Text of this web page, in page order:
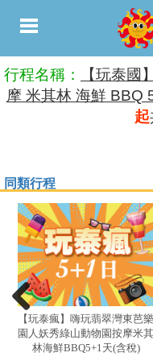
行程名稱：
【玩泰國
摩 米其林 海鮮 BBQ
起
同類行程
【玩泰瘋】嗨玩翡翠灣東芭樂
園人妖秀綠山動物園按摩米其
林海鮮BBQ5+1天(含稅)